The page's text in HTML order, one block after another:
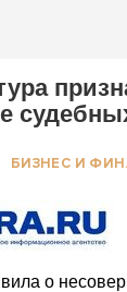
БИЗНЕС И
о